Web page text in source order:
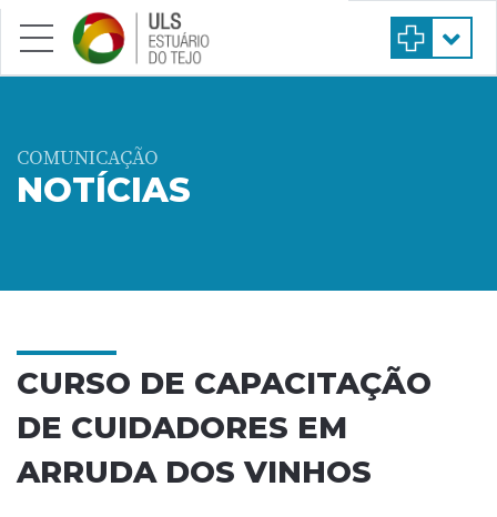
Saltar para conteúdo principal
COMUNICAÇÃO
NOTÍCIAS
CURSO DE CAPACITAÇÃO
DE CUIDADORES EM
ARRUDA DOS VINHOS